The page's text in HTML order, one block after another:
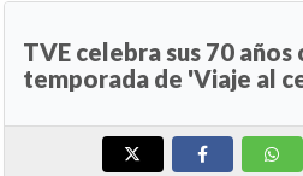
TVE celebra sus 70 años
temporada de 'Viaje al